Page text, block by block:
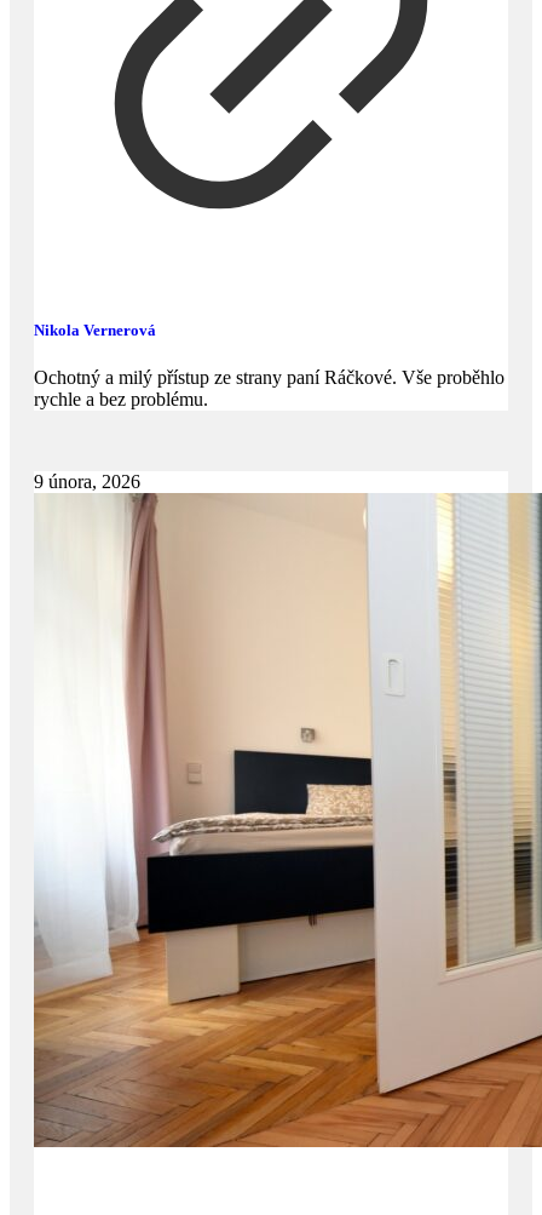
Nikola Vernerová
Ochotný a milý přístup ze strany paní Ráčkové. Vše proběhlo
rychle a bez problému.
9 února, 2026